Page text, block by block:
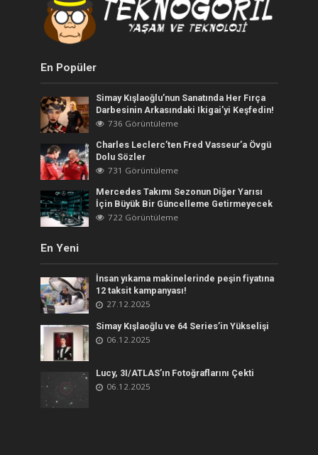
En Popüler
Simay Kışlaoğlu’nun Sanatında Her Fırça
Darbesinin Arkasındaki Ikigai’yi Keşfedin!
736 Görüntüleme
Charles Leclerc’ten Fred Vasseur’a Övgü
Dolu Sözler
731 Görüntüleme
Mercedes Takımı Sezonun Diğer Yarısı
İçin Büyük Bir Güncelleme Getirmeyecek
722 Görüntüleme
En Yeni
İnsan yıkama makinelerinde peşin fiyatına
12 taksit kampanyası!
27.12.2025
Simay Kışlaoğlu ve 64 Series’in Yükselişi
06.12.2025
Lucy, 3I/ATLAS’ın Fotoğraflarını Çekti
06.12.2025